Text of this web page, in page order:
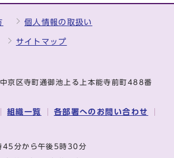
個人情報の取扱い
サイトマップ
区寺町通御池上る上本能寺前町488番
組織一覧 各部署へのお問い合わせ
45分から午後5時30分